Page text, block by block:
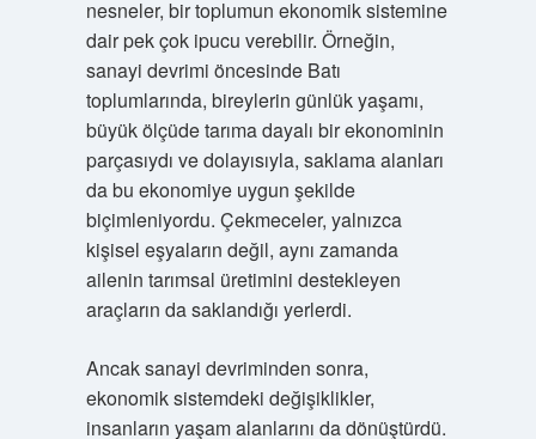
nesneler, bir toplumun ekonomik sistemine
dair pek çok ipucu verebilir. Örneğin,
sanayi devrimi öncesinde Batı
toplumlarında, bireylerin günlük yaşamı,
büyük ölçüde tarıma dayalı bir ekonominin
parçasıydı ve dolayısıyla, saklama alanları
da bu ekonomiye uygun şekilde
biçimleniyordu. Çekmeceler, yalnızca
kişisel eşyaların değil, aynı zamanda
ailenin tarımsal üretimini destekleyen
araçların da saklandığı yerlerdi.
Ancak sanayi devriminden sonra,
ekonomik sistemdeki değişiklikler,
insanların yaşam alanlarını da dönüştürdü.